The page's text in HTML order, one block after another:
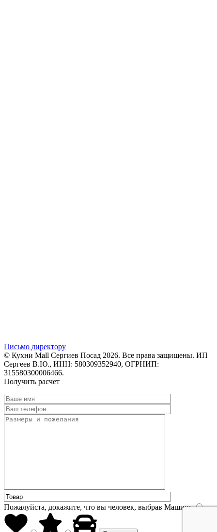
Письмо директору
© Кухни Mall Сергиев Посад 2026. Все права защищены. ИП
Сергеев В.Ю., ИНН: 580309352940, ОГРНИП:
315580300006466.
Получить расчет
Пожалуйста, докажите, что вы человек, выбрав Машину.